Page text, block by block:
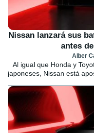
Nissan lanzará sus
antes
Alber
Al igual que Honda y
japoneses, Nissan está